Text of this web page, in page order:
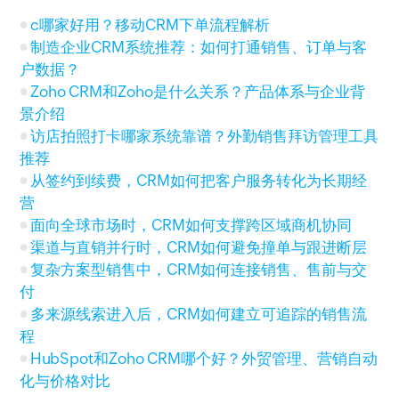
c哪家好用？移动CRM下单流程解析
制造企业CRM系统推荐：如何打通销售、订单与客
户数据？
Zoho CRM和Zoho是什么关系？产品体系与企业背
景介绍
访店拍照打卡哪家系统靠谱？外勤销售拜访管理工具
推荐
从签约到续费，CRM如何把客户服务转化为长期经
营
面向全球市场时，CRM如何支撑跨区域商机协同
渠道与直销并行时，CRM如何避免撞单与跟进断层
复杂方案型销售中，CRM如何连接销售、售前与交
付
多来源线索进入后，CRM如何建立可追踪的销售流
程
HubSpot和Zoho CRM哪个好？外贸管理、营销自动
化与价格对比